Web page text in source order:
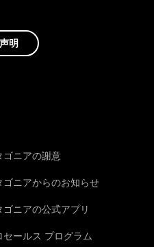
明
ゴニアの謝意
ゴニアからのお知らせ
ゴニアの公式アプリ
セールス プログラム